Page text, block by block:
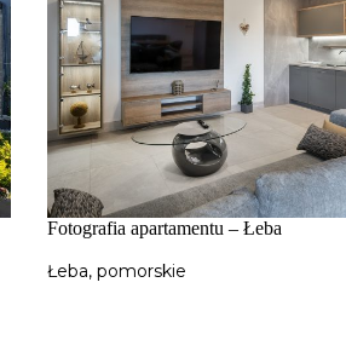
Fotografia apartamentu – Łeba
Łeba, pomorskie